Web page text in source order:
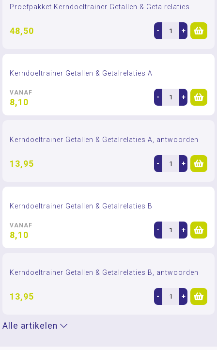
Proefpakket Kerndoeltrainer Getallen & Getalrelaties
48,50 - +
Kerndoeltrainer Getallen & Getalrelaties A
VANAF
8,10 - +
Kerndoeltrainer Getallen & Getalrelaties A, antwoorden
13,95 - +
Kerndoeltrainer Getallen & Getalrelaties B
VANAF
8,10 - +
Kerndoeltrainer Getallen & Getalrelaties B, antwoorden
13,95 - +
Alle artikelen